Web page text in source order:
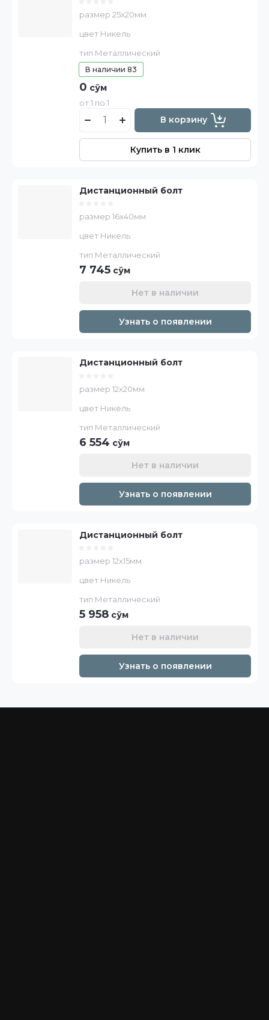
размер 25х20мм
цвет Никель
тип Металлический
В наличии 83
0 сўм
от 1 по 1
В корзину
Купить в 1 клик
Дистанционный болт
размер 16х40мм
цвет Никель
тип Металлический
7 745 сўм
Нет в наличии
Узнать о появлении
Дистанционный болт
размер 12х20мм
цвет Никель
тип Металлический
6 554 сўм
Нет в наличии
Узнать о появлении
Дистанционный болт
размер 12х15мм
цвет Никель
тип Металлический
5 958 сўм
Нет в наличии
Узнать о появлении